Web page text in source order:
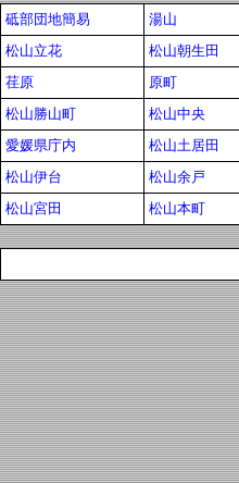
砥部団地簡易
湯山
松山立花
松山朝生田
荏原
原町
松山勝山町
松山中央
愛媛県庁内
松山土居田
松山伊台
松山余戸
松山宮田
松山本町